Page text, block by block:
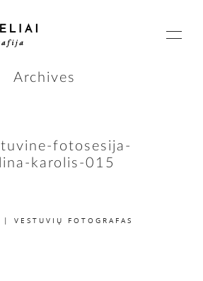
Archives
fotosesija-
karolis-015
VESTUVIŲ FOTOGRAFAS